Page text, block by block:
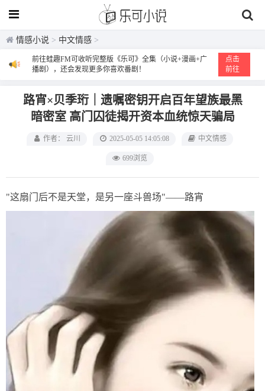
情感小说 > 中文情感 >
前往蛙趣FM可收听完整版《乐可》全集（小说+漫画+广
播剧），还会发现更多你喜欢番剧！
点击
前往
路宵×贝季珩｜遗嘱密钥开启百年望族最黑
暗密室 高门囚徒揭开资本血统惊天骗局
作者： 云川 2025-05-05 14:05:08 中文情感
699浏览
"这扇门后不是天堂，是另一座斗兽场"——路宵